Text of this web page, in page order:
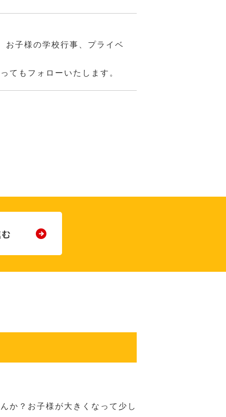
お子様の学校行事、プライベ
てもフォローいたします。
か？お子様が大きくなって少し